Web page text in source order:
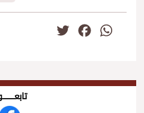
WhatsApp
Facebook